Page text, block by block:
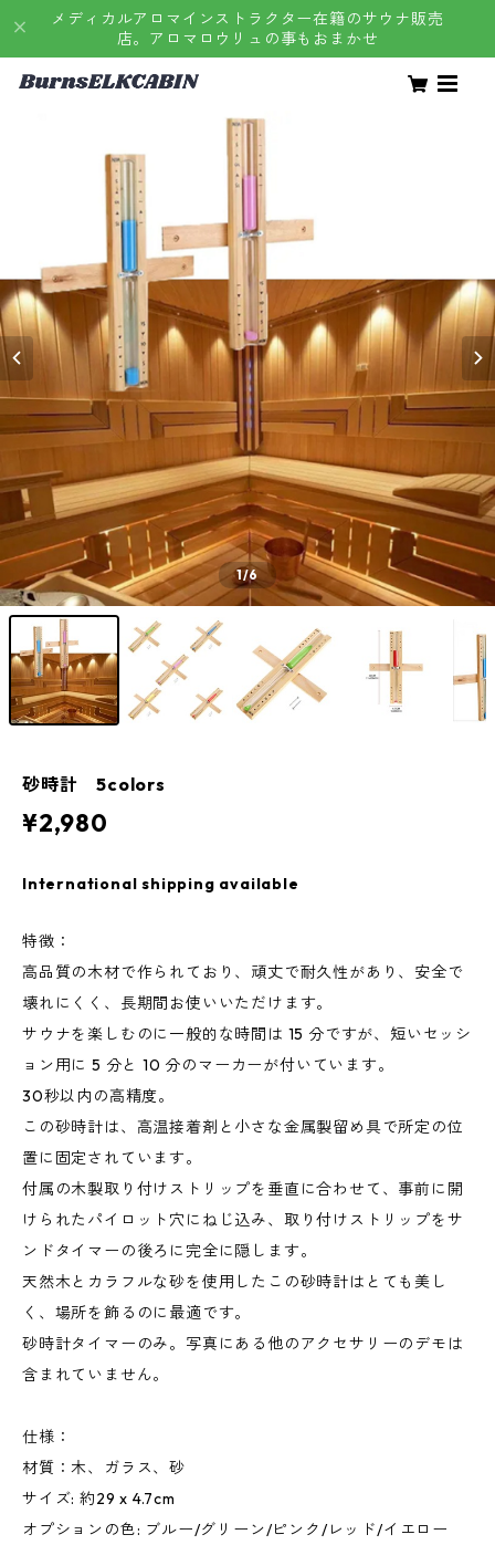
メディカルアロマインストラクター在籍のサウナ販売
店。アロマロウリュの事もおまかせ
1/6
砂時計 5colors
¥2,980
International shipping available
特徴：
高品質の木材で作られており、頑丈で耐久性があり、安全で
壊れにくく、長期間お使いいただけます。
サウナを楽しむのに一般的な時間は 15 分ですが、短いセッシ
ョン用に 5 分と 10 分のマーカーが付いています。
30秒以内の高精度。
この砂時計は、高温接着剤と小さな金属製留め具で所定の位
置に固定されています。
付属の木製取り付けストリップを垂直に合わせて、事前に開
けられたパイロット穴にねじ込み、取り付けストリップをサ
ンドタイマーの後ろに完全に隠します。
天然木とカラフルな砂を使用したこの砂時計はとても美し
く、場所を飾るのに最適です。
砂時計タイマーのみ。写真にある他のアクセサリーのデモは
含まれていません。
仕様：
材質：木、ガラス、砂
サイズ: 約29 x 4.7cm
オプションの色: ブルー/グリーン/ピンク/レッド/イエロー